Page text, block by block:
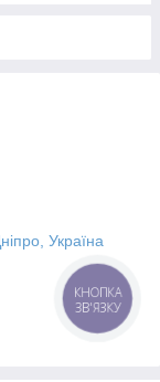
Україна
КНОПКА
ЗВ'ЯЗКУ